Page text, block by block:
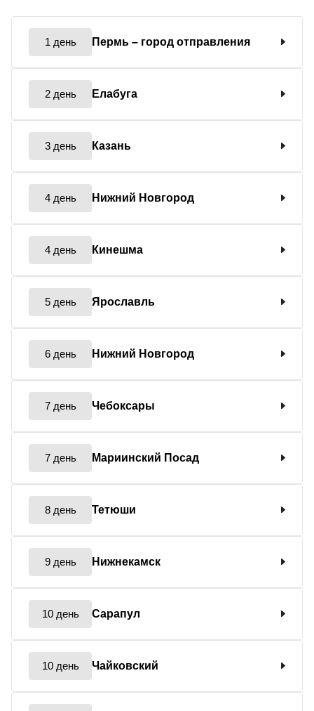
1 день Пермь – город отправления
2 день Елабуга
3 день Казань
4 день Нижний Новгород
4 день Кинешма
5 день Ярославль
6 день Нижний Новгород
7 день Чебоксары
7 день Мариинский Посад
8 день Тетюши
9 день Нижнекамск
10 день Сарапул
10 день Чайковский